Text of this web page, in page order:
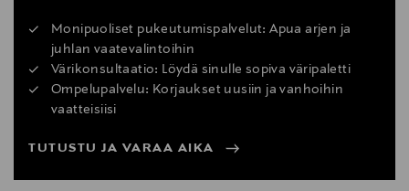
Monipuoliset pukeutumispalvelut: Apua arjen ja
juhlan vaatevalintoihin
Värikonsultaatio: Löydä sinulle sopiva väripaletti
Ompelupalvelu: Korjaukset uusiin ja vanhoihin
vaatteisiisi
TUTUSTU JA VARAA AIKA